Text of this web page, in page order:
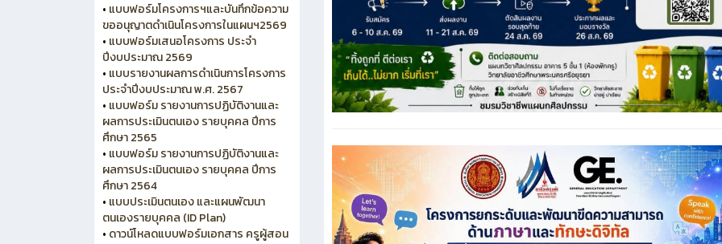
• แบบฟอร์มโครงการฯและบันทึกข้อความ
ขออนุญาตดำเนินโครงการในแผนฯ2569
• แบบฟอร์มเสนอโครงการ ประจำ
ปีงบประมาณ 2569
• แบบรายงานผลการดำเนินการโครงการ
ประจำปีงบประมาณ พ.ศ. 2567
• แบบฟอร์ม รายงานการปฏิบัติงานและ
ผลการประเมินตนเอง รายบุคคล ปีการ
ศึกษา 2565
• แบบฟอร์ม รายงานการปฏิบัติงานและ
ผลการประเมินตนเอง รายบุคคล ปีการ
ศึกษา 2564
• แบบประเมินตนเอง และแผนพัฒนา
ตนเองรายบุคคล (ID Plan)
• ดาวน์โหลดแบบฟอร์มเอกสาร ครูผู้สอน